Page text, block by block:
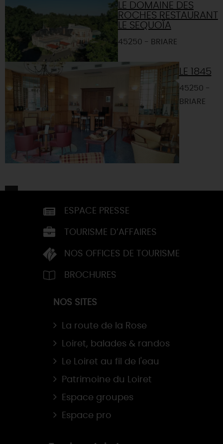
LE DOMAINE DES
ROCHES RESTAURANT
LE SEQUOÏA
45250 - BRIARE
LE 1845
45250 -
BRIARE
ESPACE PRESSE
TOURISME D’AFFAIRES
NOS OFFICES DE TOURISME
BROCHURES
NOS SITES
La route de la Rose
Loiret, balades & randos
Le Loiret au fil de l'eau
Patrimoine du Loiret
Espace groupes
Espace pro